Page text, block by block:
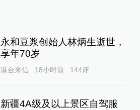
永和豆浆创始人林炳生逝世，
享年70岁
港台来信 18小时前 144评
新疆4A级及以上景区自驾服